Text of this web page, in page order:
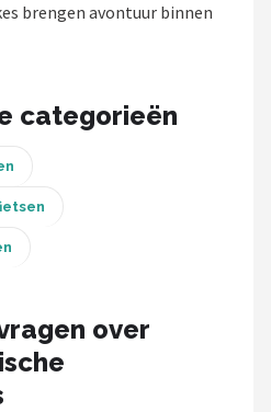
brengen avontuur binnen
categorieën
over